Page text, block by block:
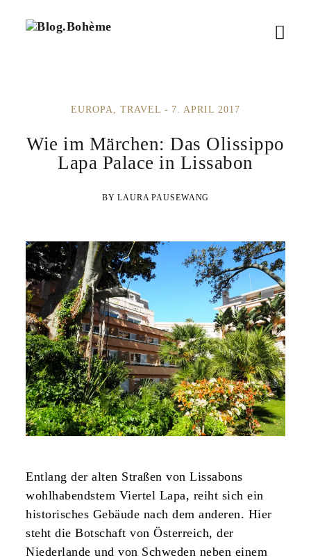
B
è
M
ö
e
n
EUROPA TRAVEL 7. APRIL 2017
Wie im Märchen: Das Olissippo
Lapa Palace in Lissabon
LAURA PAUSEWANG
Entlang der alten Straßen von Lissabons
wohlhabendstem Viertel Lapa, reiht sich ein
historisches Gebäude nach dem anderen. Hier
steht die Botschaft von Österreich, der
Niederlande und von Schweden neben einem